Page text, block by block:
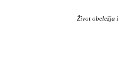
Život obeležja